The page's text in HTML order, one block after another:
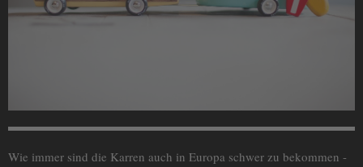
Wie immer sind die Karren auch in Europa schwer zu bekommen -